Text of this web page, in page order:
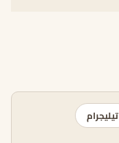
تيليجرام